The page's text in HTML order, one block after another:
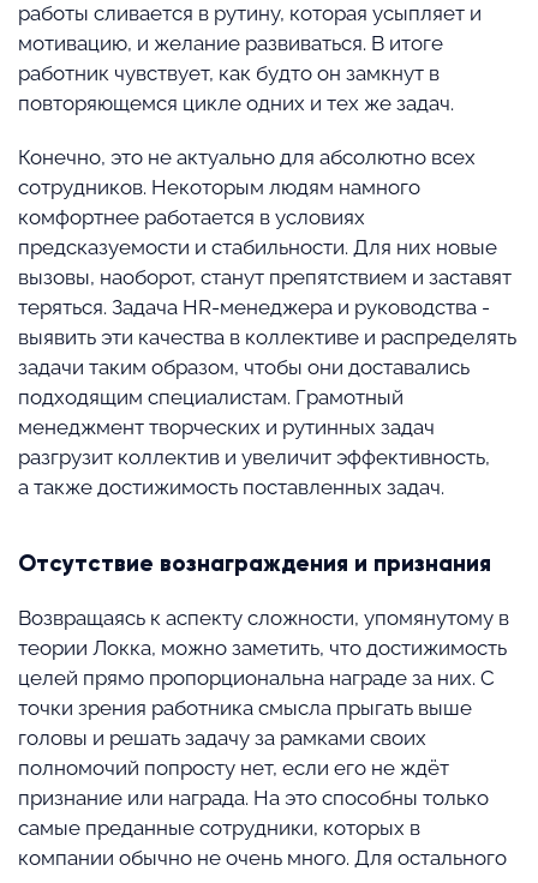
работы сливается в рутину, которая усыпляет и
мотивацию, и желание развиваться. В итоге
работник чувствует, как будто он замкнут в
повторяющемся цикле одних и тех же задач.
Конечно, это не актуально для абсолютно всех
сотрудников. Некоторым людям намного
комфортнее работается в условиях
предсказуемости и стабильности. Для них новые
вызовы, наоборот, станут препятствием и заставят
теряться. Задача HR-менеджера и руководства -
выявить эти качества в коллективе и распределять
задачи таким образом, чтобы они доставались
подходящим специалистам. Грамотный
менеджмент творческих и рутинных задач
разгрузит коллектив и увеличит эффективность,
а также достижимость поставленных задач.
Отсутствие вознаграждения и признания
Возвращаясь к аспекту сложности, упомянутому в
теории Локка, можно заметить, что достижимость
целей прямо пропорциональна награде за них. С
точки зрения работника смысла прыгать выше
головы и решать задачу за рамками своих
полномочий попросту нет, если его не ждёт
признание или награда. На это способны только
самые преданные сотрудники, которых в
компании обычно не очень много. Для остального